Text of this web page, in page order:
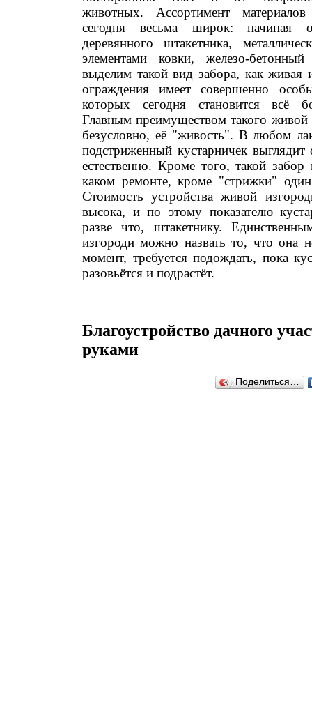
животных. Ассортимент
сегодня весьма широк: начиная
деревянного штакетника,
элементами ковки, железо-
выделим такой вид забора, как живая
ограждения имеет совершенно
которых сегодня становится всё
Главным преимуществом такого живой
безусловно, её "живость". В любом
подстриженный кустарничек
естественно. Кроме того, такой
каком ремонте, кроме "стрижки"
Стоимость устройства живой
высока, и по этому показателю
разве что, штакетнику.
изгороди можно назвать то, что она
момент, требуется подождать, пока
разовьётся и подрастёт.
Благоустройство дачного
руками
Поделиться…